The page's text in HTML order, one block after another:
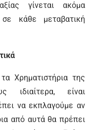
γίνεται ακόμα
κάθε μεταβατική
Χρηματιστήρια της
είναι
να εκπλαγούμε αν
από αυτά θα πρέπει